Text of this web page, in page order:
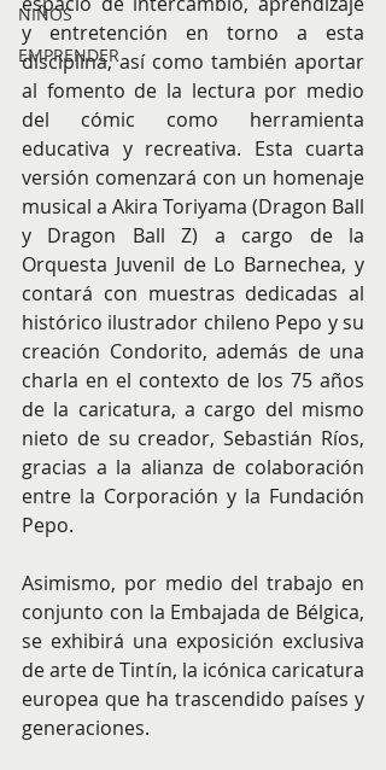
NIÑOS
EMPRENDER
y entretención en torno a esta
disciplina, así como también aportar
al fomento de la lectura por medio
del cómic como herramienta
educativa y recreativa. Esta cuarta
versión comenzará con un homenaje
musical a Akira Toriyama (Dragon Ball
y Dragon Ball Z) a cargo de la
Orquesta Juvenil de Lo Barnechea, y
contará con muestras dedicadas al
histórico ilustrador chileno Pepo y su
creación Condorito, además de una
charla en el contexto de los 75 años
de la caricatura, a cargo del mismo
nieto de su creador, Sebastián Ríos,
gracias a la alianza de colaboración
entre la Corporación y la Fundación
Pepo.
Asimismo, por medio del trabajo en
conjunto con la Embajada de Bélgica,
se exhibirá una exposición exclusiva
de arte de Tintín, la icónica caricatura
europea que ha trascendido países y
generaciones.